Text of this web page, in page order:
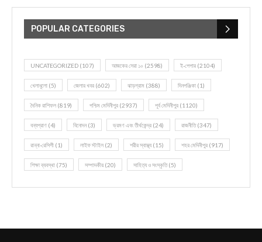
POPULAR CATEGORIES
UNCATEGORIZED (107) আজকের সেরা ১০ (2598) ই-পেপার (2104)
খেলাধূলো (5) জেলার খবর (602) ঝাড়গ্রাম (388) দিনপঞ্জিকা (1)
দৈনিক রাশিফল (819) পশ্চিম মেদিনীপুর (2937) পূর্ব মেদিনীপুর (1120)
বন্যপ্রাণ (4) বিনোদন(3) ভ্রমণ এবং তীর্থকেন্দ্র (24) রাজনীতি(347)
রান্না-রেসিপী (1) লাইফ স্টাইল (2) শরীর স্বাস্থ্য (15) শহর মেদিনীপুর (917)
শিক্ষা ব্যবস্থা (75) সম্পাদকীয় (20) সাহিত্য ও সংস্কৃতি(5)